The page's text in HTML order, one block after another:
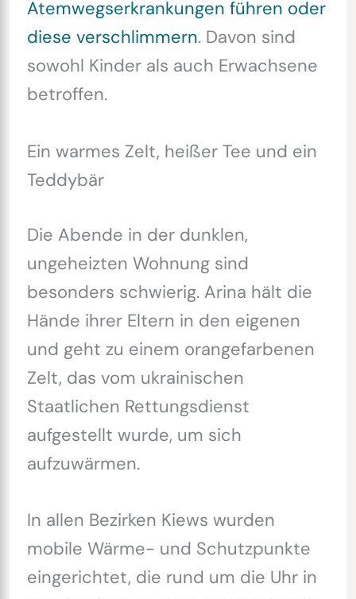
Atemwegserkrankungen führen oder
diese verschlimmern. Davon sind
sowohl Kinder als auch Erwachsene
betroffen.
Ein warmes Zelt, heißer Tee und ein
Teddybär
Die Abende in der dunklen,
ungeheizten Wohnung sind
besonders schwierig. Arina hält die
Hände ihrer Eltern in den eigenen
und geht zu einem orangefarbenen
Zelt, das vom ukrainischen
Staatlichen Rettungsdienst
aufgestellt wurde, um sich
aufzuwärmen.
In allen Bezirken Kiews wurden
mobile Wärme- und Schutzpunkte
eingerichtet, die rund um die Uhr in